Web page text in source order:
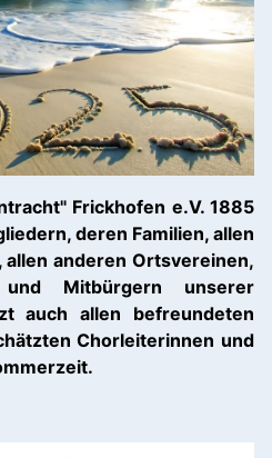
Frickhofen e.V. 1885
deren Familien, allen
allen anderen Ortsvereinen,
Mitbürgern unserer
auch allen befreundeten
Chorleiterinnen und